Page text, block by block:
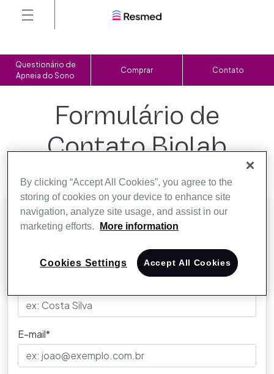
Questionário de
Apneia do Sono
Comprar Contato
Formulário de
Contato Biolab
Nome*
E-mail*
By clicking “Accept All Cookies”, you agree to the
storing of cookies on your device to enhance site
navigation, analyze site usage, and assist in our
marketing efforts.
More information
Cookies Settings Accept All Cookies